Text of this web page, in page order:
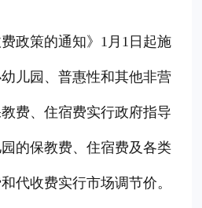
政策的通知》1月1日起施
儿园、普惠性和其他非营
费、住宿费实行政府指导
的保教费、住宿费及各类
代收费实行市场调节价。